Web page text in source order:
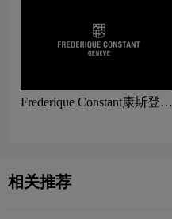
Frederique Constant康斯登标
相关推荐